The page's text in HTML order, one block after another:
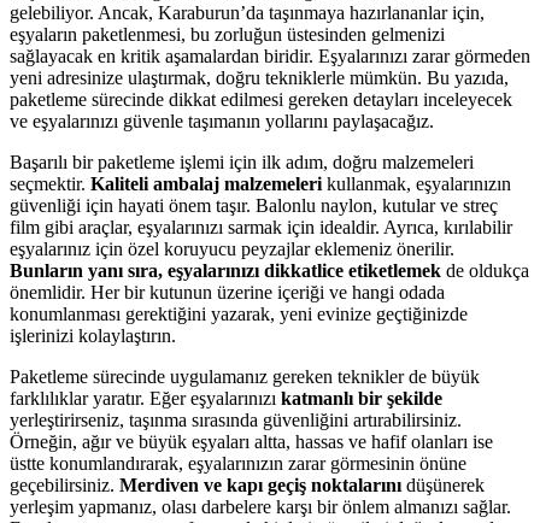
gelebiliyor. Ancak, Karaburun’da taşınmaya hazırlananlar için,
eşyaların paketlenmesi, bu zorluğun üstesinden gelmenizi
sağlayacak en kritik aşamalardan biridir. Eşyalarınızı zarar görmeden
yeni adresinize ulaştırmak, doğru tekniklerle mümkün. Bu yazıda,
paketleme sürecinde dikkat edilmesi gereken detayları inceleyecek
ve eşyalarınızı güvenle taşımanın yollarını paylaşacağız.
Başarılı bir paketleme işlemi için ilk adım, doğru malzemeleri
seçmektir. Kaliteli ambalaj malzemeleri kullanmak, eşyalarınızın
güvenliği için hayati önem taşır. Balonlu naylon, kutular ve streç
film gibi araçlar, eşyalarınızı sarmak için idealdir. Ayrıca, kırılabilir
eşyalarınız için özel koruyucu peyzajlar eklemeniz önerilir.
Bunların yanı sıra, eşyalarınızı dikkatlice etiketlemek de oldukça
önemlidir. Her bir kutunun üzerine içeriği ve hangi odada
konumlanması gerektiğini yazarak, yeni evinize geçtiğinizde
işlerinizi kolaylaştırın.
Paketleme sürecinde uygulamanız gereken teknikler de büyük
farklılıklar yaratır. Eğer eşyalarınızı katmanlı bir şekilde
yerleştirirseniz, taşınma sırasında güvenliğini artırabilirsiniz.
Örneğin, ağır ve büyük eşyaları altta, hassas ve hafif olanları ise
üstte konumlandırarak, eşyalarınızın zarar görmesinin önüne
geçebilirsiniz. Merdiven ve kapı geçiş noktalarını düşünerek
yerleşim yapmanız, olası darbelere karşı bir önlem almanızı sağlar.